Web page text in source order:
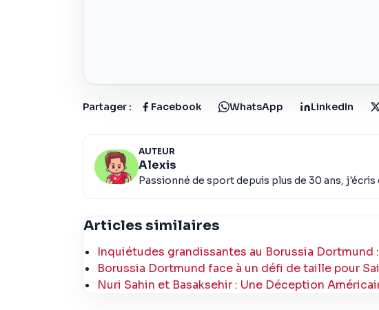
Partager : Facebook WhatsApp LinkedIn
AUTEUR
Alexis
Passionné de sport depuis plus de 30 ans,
Articles similaires
Inquiétudes grandissantes au Borussia Dortmund
Borussia Dortmund face à un défi de taille pour
Nuri Sahin et Basaksehir : Une Déception